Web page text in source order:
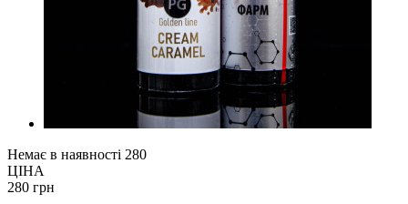
Немає в наявності 280
ЦІНА
280 грн